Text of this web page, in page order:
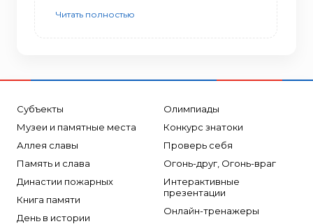
Читать полностью
Субъекты
Музеи и памятные места
Аллея славы
Память и слава
Династии пожарных
Книга памяти
День в истории
Олимпиады
Конкурс знатоки
Проверь себя
Огонь-друг, Огонь-враг
Интерактивные
презентации
Онлайн-тренажеры